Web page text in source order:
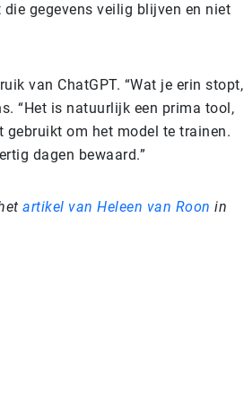
gegevens veilig blijven en niet
van ChatGPT. “Wat je erin stopt,
“Het is natuurlijk een prima tool,
om het model te trainen.
dagen bewaard.”
artikel van Heleen van Roon in